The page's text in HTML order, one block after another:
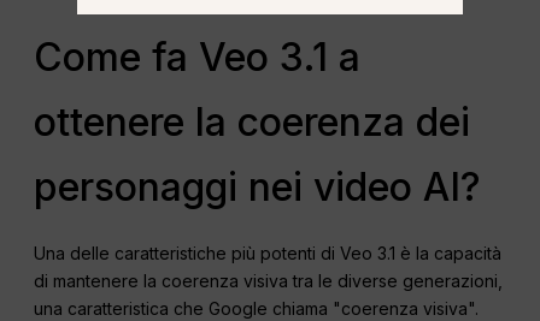
Come fa Veo 3.1 a
ottenere la coerenza dei
personaggi nei video AI?
Una delle caratteristiche più potenti di Veo 3.1 è la capacità
di mantenere la coerenza visiva tra le diverse generazioni,
una caratteristica che Google chiama "coerenza visiva".